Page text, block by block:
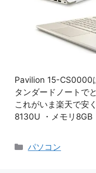
Pavilion 15-CS0000
タンダードノートで
これがいま楽天で安
8130U ・メモリ8GB
カ
パソコン